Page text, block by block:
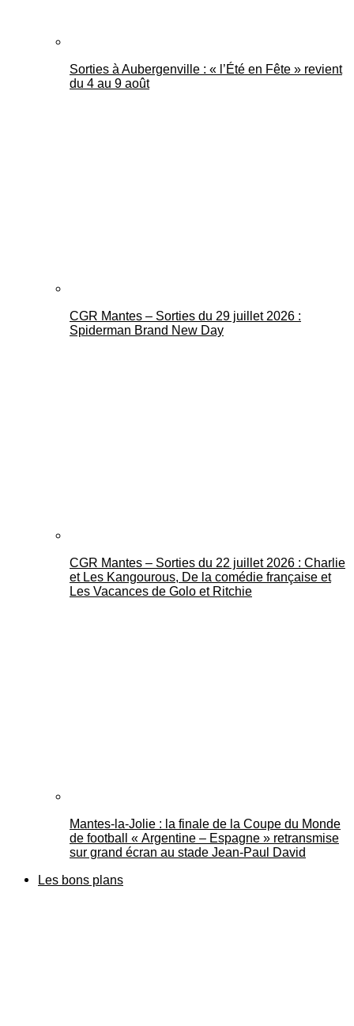
Sorties à Aubergenville : « l’Été en Fête » revient
du 4 au 9 août
CGR Mantes – Sorties du 29 juillet 2026 :
Spiderman Brand New Day
CGR Mantes – Sorties du 22 juillet 2026 : Charlie
et Les Kangourous, De la comédie française et
Les Vacances de Golo et Ritchie
Mantes-la-Jolie : la finale de la Coupe du Monde
de football « Argentine – Espagne » retransmise
sur grand écran au stade Jean-Paul David
Les bons plans